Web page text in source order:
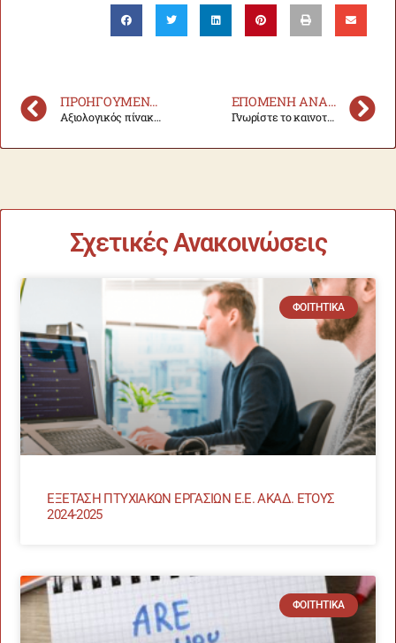
ΠΡΟΗΓΟΎΜΕΝΗ ΑΝΑΚΟΊΝΩΣΗ
Αξιολογικός πίνακας εντεταλμένου διδάσκοντα Ε.Ε ακαδ. έτους 2025-2026
ΕΠΌΜΕΝΗ ΑΝΑΚΟΊΝΩΣΗ
Γνωρίστε το καινοτόμο πρόγραμμα BeeAutism
Σχετικές Ανακοινώσεις
ΦΟΙΤΗΤΙΚΆ
ΕΞΕΤΑΣΗ ΠΤΥΧΙΑΚΩΝ ΕΡΓΑΣΙΩΝ Ε.Ε. ΑΚΑΔ. ΕΤΟΥΣ
2024-2025
ΦΟΙΤΗΤΙΚΆ